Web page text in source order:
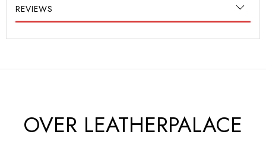
REVIEWS
OVER LEATHERPALACE